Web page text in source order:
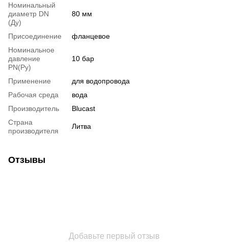
Номинальный
диаметр DN
(Ду)
80 мм
Присоединение
фланцевое
Номинальное
давление
PN(Ру)
10 бар
Применение
для водопровода
Рабочая среда
вода
Производитель
Blucast
Страна
производителя
Литва
Отзывы
Добавьте первый отзыв